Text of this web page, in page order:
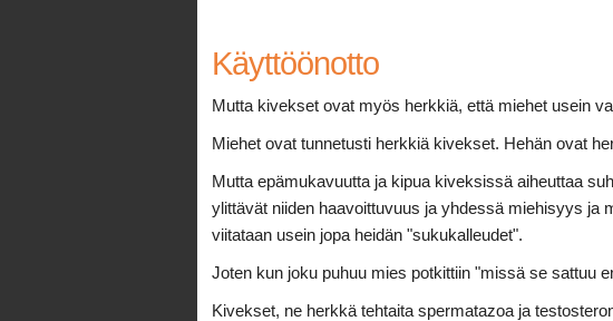
Käyttöönotto
Mutta kivekset ovat myös herkkiä, että miehet usein
Miehet ovat tunnetusti herkkiä kivekset. Hehän ovat
Mutta epämukavuutta ja kipua kiveksissä aiheuttaa
ylittävät niiden haavoittuvuus ja yhdessä miehisyys ja
viitataan usein jopa heidän "sukukalleudet".
Joten kun joku puhuu mies potkittiin "missä se sattuu
Kivekset, ne herkkä tehtaita spermatazoa ja